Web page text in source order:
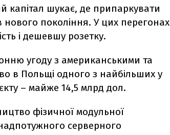
капітал шукає, де припаркувати
нового покоління. У цих перегонах
і дешевшу розетку.
угоду з американськими та
в Польщі одного з найбільших у
– майже 14,5 млрд дол.
фізичної модульної
серверного